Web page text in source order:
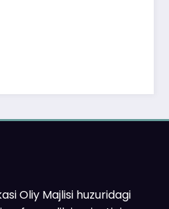
Oliy Majlisi huzuridagi